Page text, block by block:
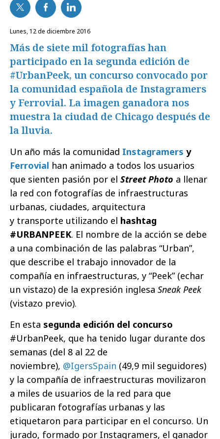
lunes, 12 de diciembre 2016
Más de siete mil fotografías han
participado en la segunda edición de
#UrbanPeek, un concurso convocado por
la comunidad española de Instagramers
y Ferrovial. La imagen ganadora nos
muestra la ciudad de Chicago después de
la lluvia.
Un año más la comunidad Instagramers y
Ferrovial han animado a todos los usuarios
que sienten pasión por el Street Photo a llenar
la red con fotografías de infraestructuras
urbanas, ciudades, arquitectura
y transporte utilizando el hashtag
#URBANPEEK. El nombre de la acción se debe
a una combinación de las palabras “Urban”,
que describe el trabajo innovador de la
compañía en infraestructuras, y “Peek” (echar
un vistazo) de la expresión inglesa Sneak Peek
(vistazo previo).
En esta segunda edición del concurso
#UrbanPeek, que ha tenido lugar durante dos
semanas (del 8 al 22 de
noviembre), @IgersSpain (49,9 mil seguidores)
y la compañía de infraestructuras movilizaron
a miles de usuarios de la red para que
publicaran fotografías urbanas y las
etiquetaron para participar en el concurso. Un
jurado, formado por Instagramers, el ganador